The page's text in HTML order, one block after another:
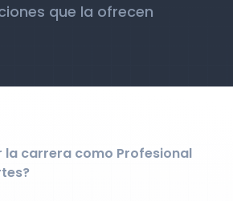
que la ofrecen
la carrera como Profesional